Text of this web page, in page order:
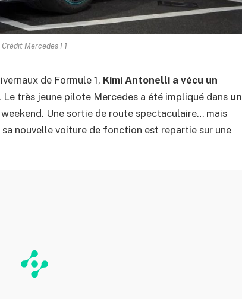
Crédit Mercedes F1
de Formule 1, Kimi Antonelli a vécu un
. Le très jeune pilote Mercedes a été impliqué dans un
weekend. Une sortie de route spectaculaire… mais
sa nouvelle voiture de fonction est repartie sur une